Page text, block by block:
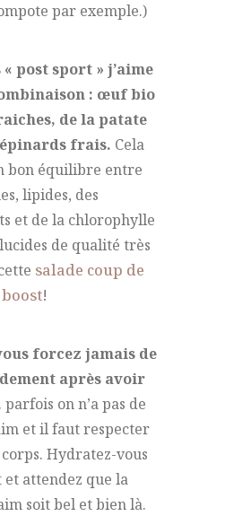
par exemple.)
post sport » j’aime
: œuf bio
de la patate
frais. Cela
bon équilibre entre
lipides, des
et de la chlorophylle
de qualité très
salade coup de
boost!
forcez jamais de
après avoir
parfois on n’a pas de
et il faut respecter
Hydratez-vous
attendez que la
soit bel et bien là.